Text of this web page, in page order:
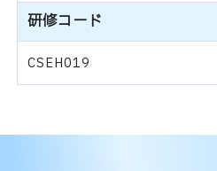
研修コード
CSEH019